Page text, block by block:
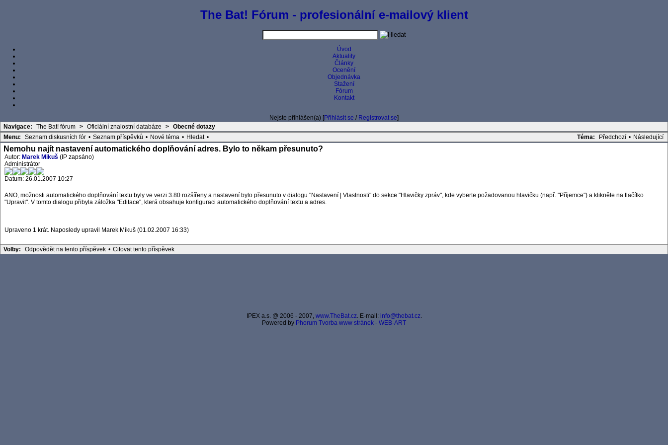
The Bat! Fórum - profesionální e-mailový klient
Úvod
Aktuality
Články
Ocenění
Objednávka
Stažení
Fórum
Kontakt
Nejste přihlášen(a) [Přihlásit se / Registrovat se]
Navigace:
The Bat! fórum > Oficiální znalostní databáze > Obecné dotazy
Téma:
Předchozí • Následující
Menu: Seznam diskusních fór • Seznam příspěvků • Nové téma • Hledat •
Nemohu najít nastavení automatického doplňování adres. Bylo to někam přesunuto?
Autor: Marek Mikuš (IP zapsáno)
Administrátor
Datum: 26.01.2007 10:27
ANO, možnosti automatického doplňování textu byly ve verzi 3.80 rozšířeny a nastavení bylo přesunuto v dialogu "Nastavení | Vlastnosti" do sekce "Hlavičky zpráv", kde vyberte požadovanou hlavičku (např. "Příjemce") a klikněte na tlačítko
"Upravit". V tomto dialogu přibyla záložka "Editace", která obsahuje konfiguraci automatického doplňování textu a adres.
Upraveno 1 krát. Naposledy upravil Marek Mikuš (01.02.2007 16:33)
Volby: Odpovědět na tento příspěvek • Citovat tento příspěvek
IPEX a.s. @ 2006 - 2007, www.TheBat.cz. E-mail: info@thebat.cz.
Powered by Phorum Tvorba www stránek - WEB-ART